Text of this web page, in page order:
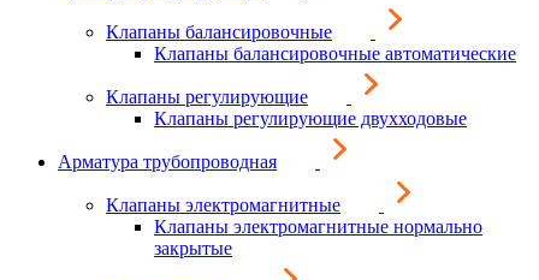
Клапаны балансировочные
Клапаны балансировочные автоматические
Клапаны регулирующие
Клапаны регулирующие двухходовые
Арматура трубопроводная
Клапаны электромагнитные
Клапаны электромагнитные нормально
закрытые